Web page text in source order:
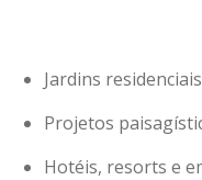
Jardins
Projetos
Hotéis, resorts e